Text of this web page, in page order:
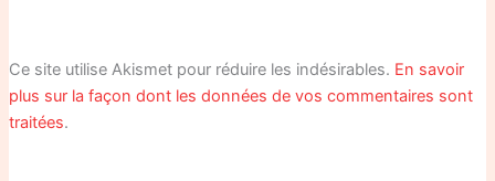
Ce site utilise Akismet pour réduire les indésirables. En savoir
plus sur la façon dont les données de vos commentaires sont
traitées.